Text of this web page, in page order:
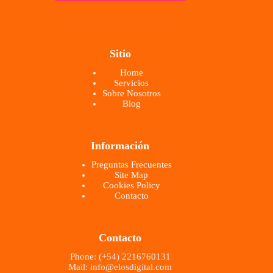
*
Sitio
Home
Servicios
Sobre Nosotros
Blog
Información
Preguntas Frecuentes
Site Map
Cookies Policy
Contacto
Contacto
Phone: (+54) 2216760131
Mail: info@elosdigital.com